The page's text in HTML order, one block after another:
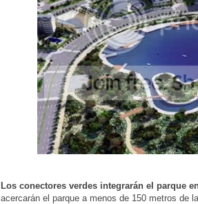
Los conectores verdes integrarán el parque
acercarán el parque a menos de 150 metros de